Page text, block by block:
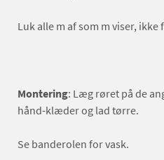
Luk alle m af som m viser, ikke
Montering: Læg røret på de
hånd-klæder og lad tørre.
Se banderolen for vask.